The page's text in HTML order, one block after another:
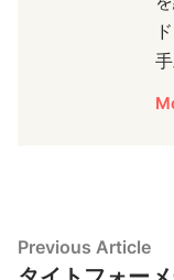
Post
Previous Article